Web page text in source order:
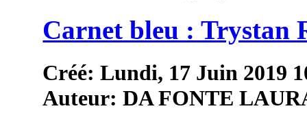
Carnet bleu : Trystan
Créé: Lundi, 17 Juin 2019
Auteur: DA FONTE